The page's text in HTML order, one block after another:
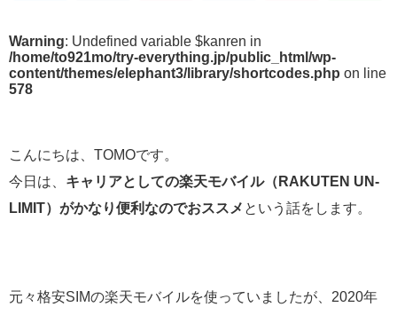
Warning: Undefined variable $kanren in
/home/to921mo/try-everything.jp/public_html/wp-
content/themes/elephant3/library/shortcodes.php on line
578
こんにちは、TOMOです。
今日は、 キャリアとしての楽天モバイル（RAKUTEN UN-
LIMIT）がかなり便利なのでおススメ という話をします。
元々格安SIMの楽天モバイルを使っていましたが、2020年